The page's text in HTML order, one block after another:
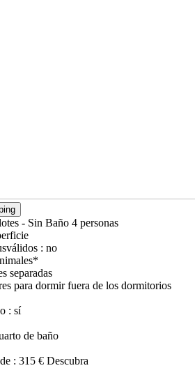
- Sin Baño 4 personas
: no
separadas
para dormir fuera de los dormitorios
: sí
de baño
: 315 € Descubra